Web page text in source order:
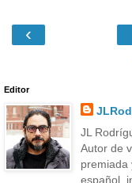
‹
Editor
JL
Autor de
premiada
español,